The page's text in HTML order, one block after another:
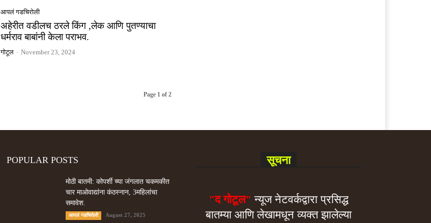
आपलं गडचिरोली
अहेरीत वडीलच ठरले किंग ,लेक आणि पुतण्याचा
धर्मराव बाबांनी केला पराभव.
गोटूल - November 23, 2024
Page 1 of 2
POPULAR POSTS
मोठी बातमी: कोपर्शी च्या जंगलात चकमकीत
चार माओवाद्यांना कंठस्नान, 3महिलांचा
समावेश.
आपलं गडचिरोली August 27, 2025
सूचना
"द गोटूल" न्यूज नेटवर्कद्वारा प्रसिद्ध
बातम्या आणि लेखामधून व्यक्त झालेल्या